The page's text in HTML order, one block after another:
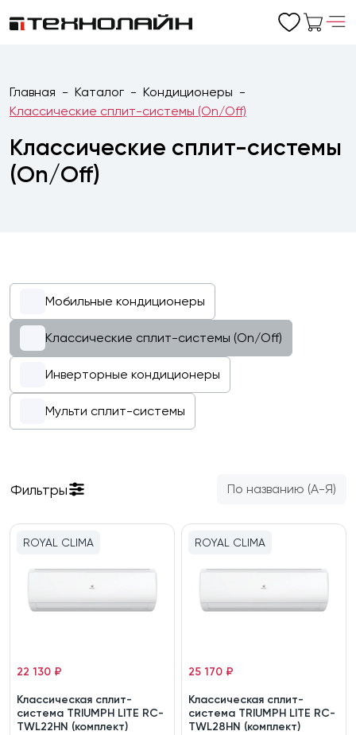
Главная Каталог
Кондиционеры
Классические сплит-системы (On/Off)
Классические сплит-системы
(On/Off)
Мобильные кондиционеры
Классические сплит-системы (On/Off)
Инверторные кондиционеры
Мульти сплит-системы
Фильтры По названию (А-Я)
ROYAL CLIMA
Классическая сплит-
система TRIUMPH LITE RC-
TWL22HN (комплект)
22 130 ₽
ROYAL CLIMA
Классическая сплит-
система TRIUMPH LITE RC-
TWL28HN (комплект)
25 170 ₽